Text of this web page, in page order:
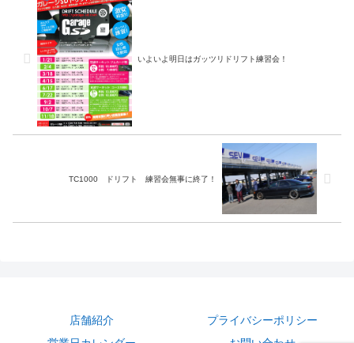
いよいよ明日はガッツリドリフト練習会！
TC1000 ドリフト 練習会無事に終了！
店舗紹介
プライバシーポリシー